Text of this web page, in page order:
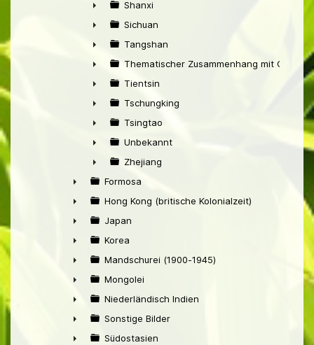
►
►
Shanxi
►
Sichuan
►
Tangshan
►
Thematischer Zusammenhang mit China
►
Tientsin
►
Tschungking
►
Tsingtao
►
Unbekannt
►
Zhejiang
►
Formosa
►
Hong Kong (britische Kolonialzeit)
►
Japan
►
Korea
►
Mandschurei (1900-1945)
►
Mongolei
►
Niederländisch Indien
►
Sonstige Bilder
Südostasien